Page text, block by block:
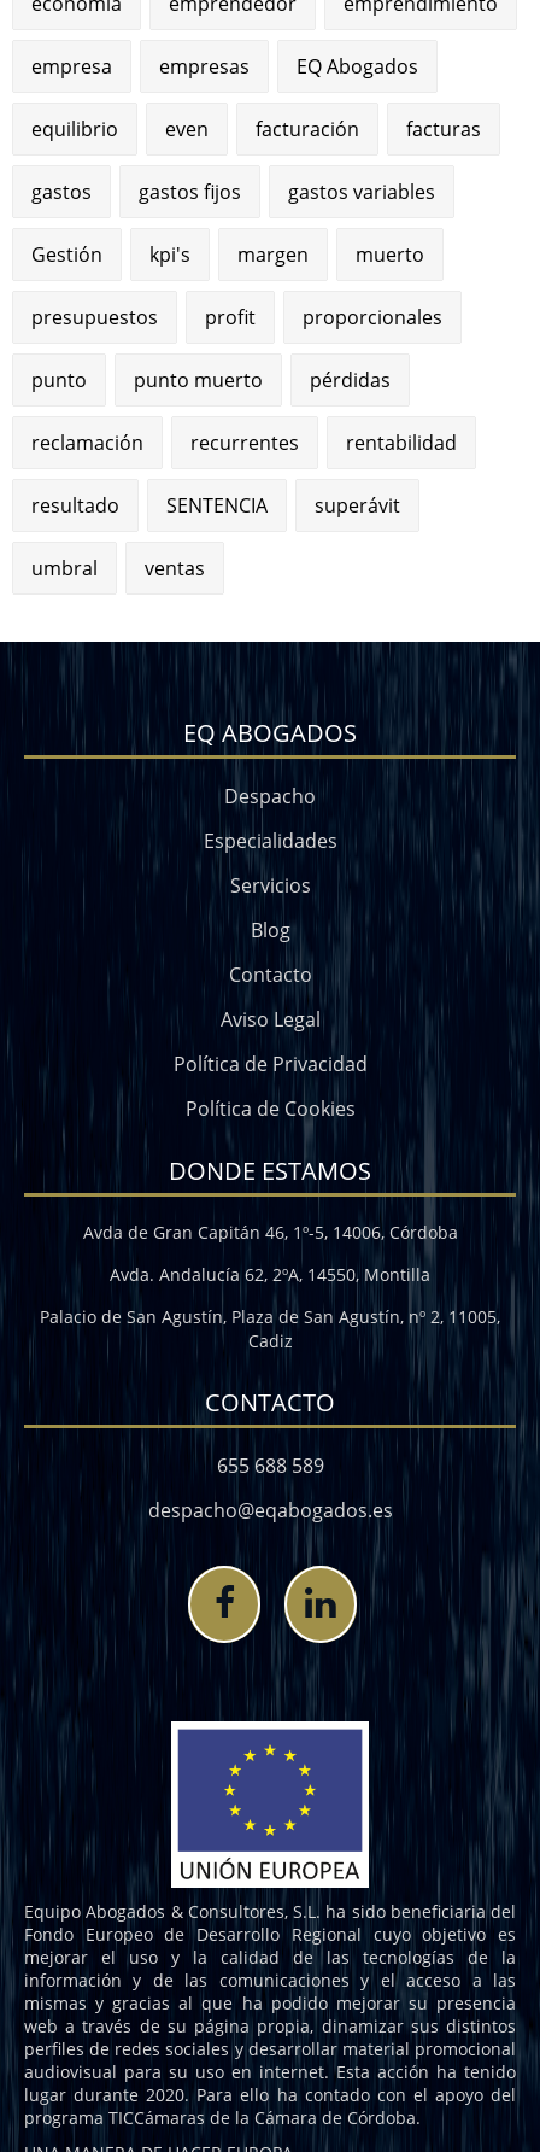
empresa empresas EQ Abogados
equilibrio even facturación facturas
gastos gastos fijos gastos variables
Gestión kpi's margen muerto
presupuestos profit proporcionales
punto punto muerto pérdidas
reclamación recurrentes rentabilidad
resultado SENTENCIA superávit
umbral ventas
EQ ABOGADOS
Despacho
Especialidades
Servicios
Blog
Contacto
Aviso Legal
Política de Privacidad
Política de Cookies
DONDE ESTAMOS
Avda de Gran Capitán 46, 1º-5, 14006, Córdoba
Avda. Andalucía 62, 2ºA, 14550, Montilla
Palacio de San Agustín, Plaza de San Agustín, nº 2, 11005,
Cadiz
CONTACTO
655 688 589
despacho@eqabogados.es
Equipo Abogados & Consultores, S.L. ha sido beneficiaria del
Fondo Europeo de Desarrollo Regional cuyo objetivo es
mejorar el uso y la calidad de las tecnologías de la
información y de las comunicaciones y el acceso a las
mismas y gracias al que ha podido mejorar su presencia
web a través de su página propia, dinamizar sus distintos
perfiles de redes sociales y desarrollar material promocional
audiovisual para su uso en internet. Esta acción ha tenido
lugar durante 2020. Para ello ha contado con el apoyo del
programa TICCámaras de la Cámara de Córdoba.